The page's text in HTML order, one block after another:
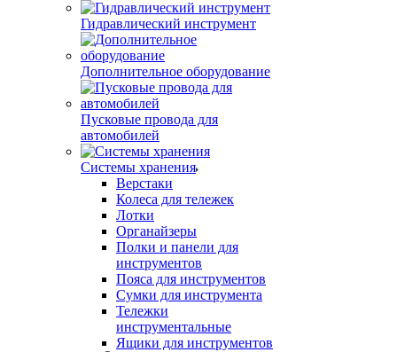
Гидравлический инструмент
Дополнительное оборудование
Пусковые провода для
автомобилей
Системы хранения
Верстаки
Колеса для тележек
Лотки
Органайзеры
Полки и панели для
инструментов
Пояса для инструментов
Сумки для инструмента
Тележки
инструментальные
Ящики для инструментов